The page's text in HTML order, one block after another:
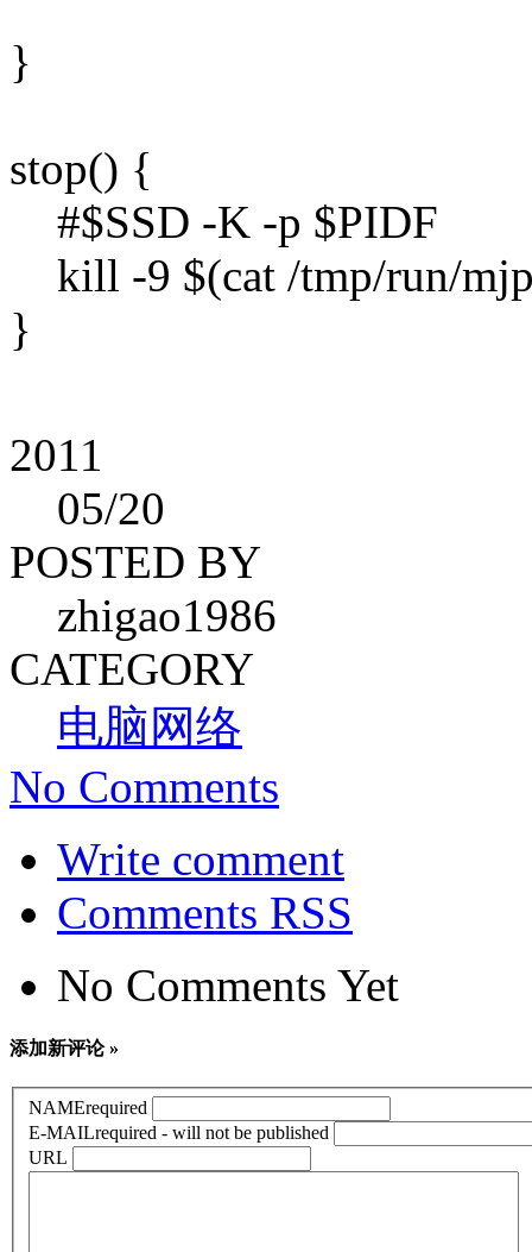
}
stop() {
#$SSD -K -p $PIDF
kill -9 $(cat /tmp/run/
}
2011
05/20
POSTED BY
zhigao1986
CATEGORY
电脑网络
No Comments
Write comment
Comments RSS
No Comments Yet
添加新评论 »
NAMErequired
E-MAILrequired - will not be published
URL